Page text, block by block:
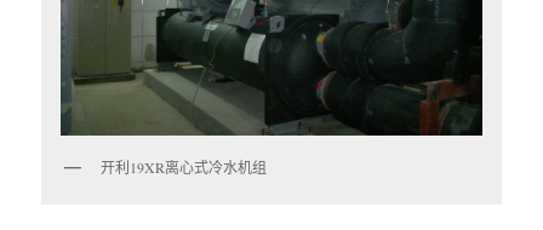
开利19XR离心式冷水机组